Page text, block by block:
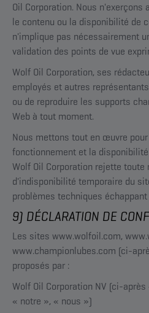
Oil Corporation. Nous
le contenu ou la disponibilité de
n'implique pas nécessairement
validation des points de vue
Wolf Oil Corporation, ses
employés et autres
ou de reproduire les supports
Web à tout moment.
Nous mettons tout en œuvre
fonctionnement et la
Wolf Oil Corporation rejette
d'indisponibilité temporaire du
problèmes techniques
9) DÉCLARATION DE
Les sites www.wolfoil.com,
www.championlubes.com (ci-
proposés par :
Wolf Oil Corporation NV (ci-
« notre », « nous »)